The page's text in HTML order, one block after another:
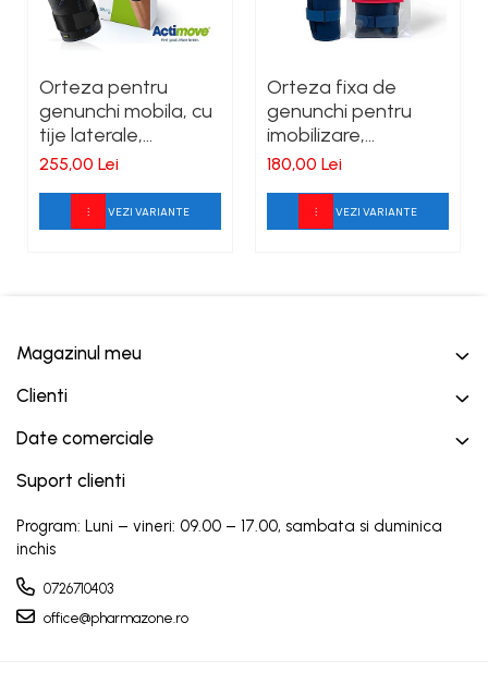
Orteza pentru
genunchi mobila, cu
tije laterale,
Actimove Knee
255,00 Lei
VEZI VARIANTE
Orteza fixa de
genunchi pentru
imobilizare,
Actimove Genu Eco
180,00 Lei
VEZI VARIANTE
Magazinul meu
Clienti
Date comerciale
Suport clienti
Program: Luni – vineri: 09.00 – 17.00, sambata si duminica
inchis
0726710403
office@pharmazone.ro